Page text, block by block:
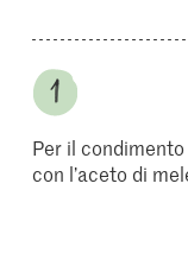
Per il condimento
con l’aceto di